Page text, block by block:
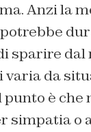
Anzi la
sparire dal
varia da
è che
simpatia o